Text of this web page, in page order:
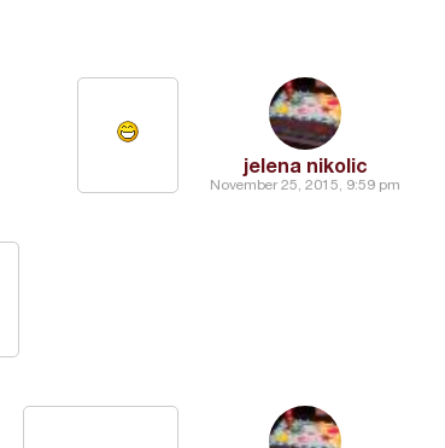
jelena nikolic
November 25, 2015, 9:59 pm